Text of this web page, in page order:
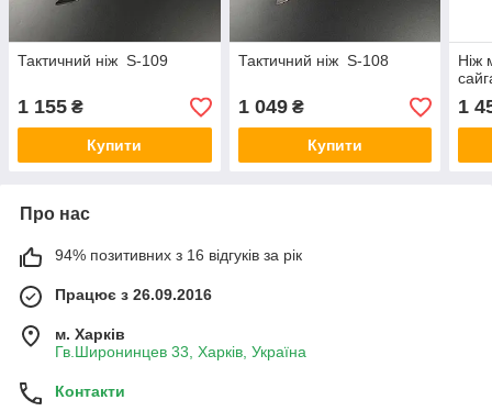
Тактичний ніж S-109
1 155 ₴
Купити
Тактичний ніж S-108
1 049₴
Купити
Ніж
1
Про нас
94% позитивних з 16 відгуків за рік
Працює з 26.09.2016
м. Харків
Гв.Широнинцев 33, Харків, Україна
Контакти